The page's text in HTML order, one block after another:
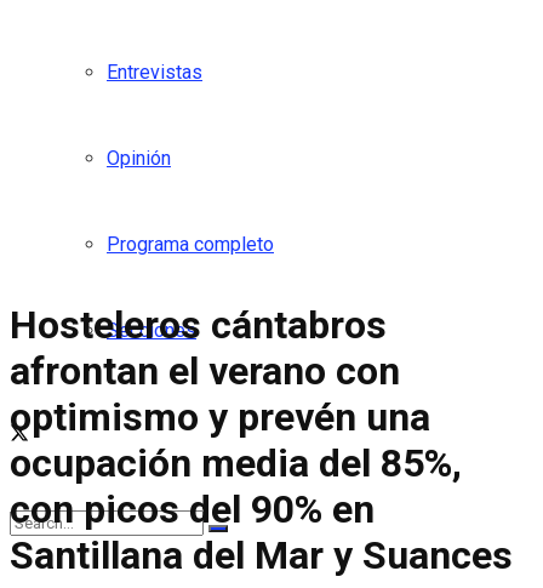
Entrevistas
Opinión
Programa completo
Secciones
Hosteleros cántabros
afrontan el verano con
optimismo y prevén una
ocupación media del 85%,
con picos del 90% en
Santillana del Mar y Suances